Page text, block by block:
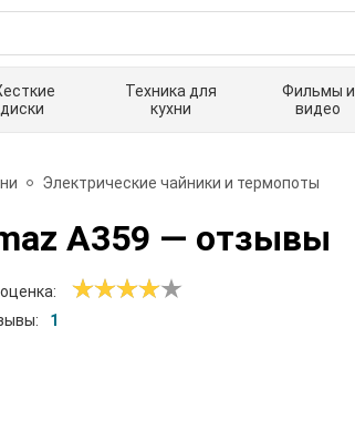
диски
Техника для
кухни
Фильмы и
видео
Электрические чайники и термопоты
A359 — отзывы
1